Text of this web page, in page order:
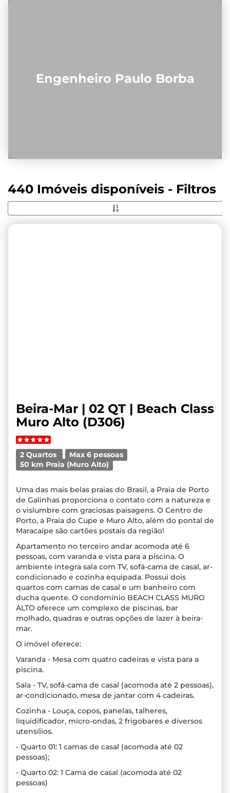
Engenheiro Paulo Borba
440 Imóveis disponíveis - Filtros
Beira-Mar | 02 QT | Beach Class
Muro Alto (D306)
2 Quartos
Max 6 pessoas
50 km Praia (Muro Alto)
Uma das mais belas praias do Brasil, a Praia de Porto
de Galinhas proporciona o contato com a natureza e
o vislumbre com graciosas paisagens. O Centro de
Porto, a Praia do Cupe e Muro Alto, além do pontal de
Maracaípe são cartões postais da região!
Apartamento no terceiro andar acomoda até 6
pessoas, com varanda e vista para a piscina. O
ambiente integra sala com TV, sofá-cama de casal, ar-
condicionado e cozinha equipada. Possui dois
quartos com camas de casal e um banheiro com
ducha quente. O condomínio BEACH CLASS MURO
ALTO oferece um complexo de piscinas, bar
molhado, quadras e outras opções de lazer à beira-
mar.
O imóvel oferece:
Varanda - Mesa com quatro cadeiras e vista para a
piscina.
Sala - TV, sofá-cama de casal (acomoda até 2 pessoas),
ar-condicionado, mesa de jantar com 4 cadeiras.
Cozinha - Louça, copos, panelas, talheres,
liquidificador, micro-ondas, 2 frigobares e diversos
utensílios.
- Quarto 01: 1 camas de casal (acomoda até 02
pessoas);
- Quarto 02: 1 Cama de casal (acomoda até 02
pessoas)